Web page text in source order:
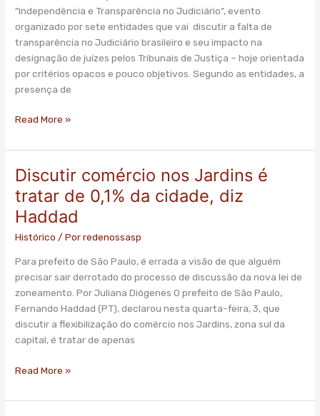
"Independência e Transparência no Judiciário", evento
organizado por sete entidades que vai discutir a falta de
transparência no Judiciário brasileiro e seu impacto na
designação de juízes pelos Tribunais de Justiça – hoje orientada
por critérios opacos e pouco objetivos. Segundo as entidades, a
presença de
nesta
terça-
feira
Read More »
Discutir comércio nos Jardins é
tratar de 0,1% da cidade, diz
Haddad
Histórico / Porredenossasp
Para prefeito de São Paulo, é errada a visão de que alguém
precisar sair derrotado do processo de discussão da nova lei de
zoneamento. Por Juliana Diógenes O prefeito de São Paulo,
Fernando Haddad (PT), declarou nesta quarta-feira, 3, que
discutir a flexibilização do comércio nos Jardins, zona sul da
capital, é tratar de apenas
Discutir
nos
Jardins
é
de
0,1%
da
cidade,
diz
Haddad
Read More »